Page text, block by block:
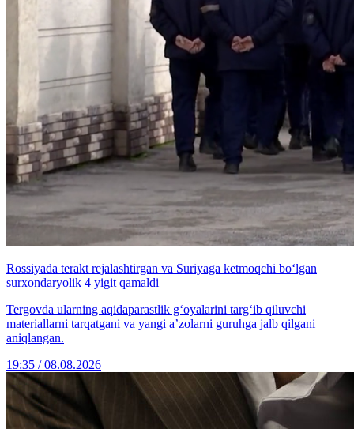
Rossiyada terakt rejalashtirgan va Suriyaga ketmoqchi bo‘lgan
surxondaryolik 4 yigit qamaldi
Tergovda ularning aqidaparastlik g‘oyalarini targ‘ib qiluvchi
materiallarni tarqatgani va yangi a’zolarni guruhga jalb qilgani
aniqlangan.
19:35 / 08.08.2026